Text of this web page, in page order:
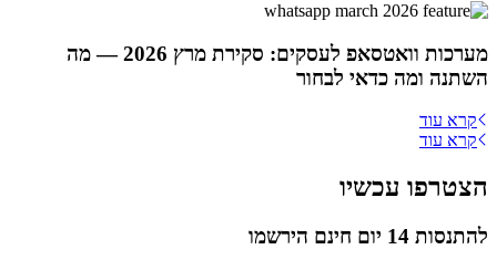
מערכות וואטסאפ לעסקים: סקירת מרץ 2026 — מה
השתנה ומה כדאי לבחור
קרא עוד
קרא עוד
הצטרפו עכשיו
להתנסות 14 יום חינם הירשמו